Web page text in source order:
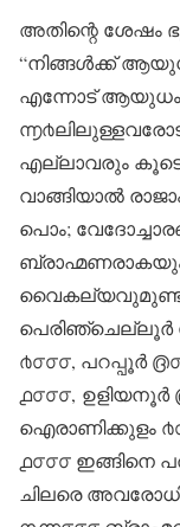
അതിന്റെ ശേഷം
“നിങ്ങൾക്ക്
എന്നോട് ആയുധം
എല്ലാവരും കൂടെ
വാങ്ങിയാൽ
പൊം;
വൈകല്യവുമുണ്ടു
പെരിഞ്ചെല്ലൂർ
൪൦൦൦, പറപ്പൂർ
൧൦൦൦,
ഐരാണിക്കുളം
൧൦൦൦ ഇങ്ങിനെ
ചിലരെ